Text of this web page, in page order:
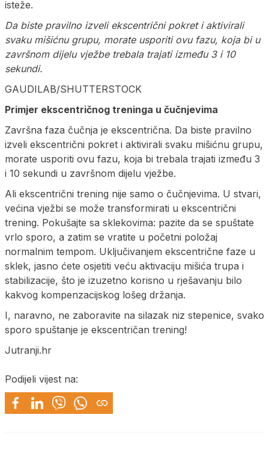
isteže.
Da biste pravilno izveli ekscentrični pokret i aktivirali
svaku mišićnu grupu, morate usporiti ovu fazu, koja bi u
završnom dijelu vježbe trebala trajati između 3 i 10
sekundi.
GAUDILAB/SHUTTERSTOCK
Primjer ekscentričnog treninga u čučnjevima
Završna faza čučnja je ekscentrična. Da biste pravilno
izveli ekscentrični pokret i aktivirali svaku mišićnu grupu,
morate usporiti ovu fazu, koja bi trebala trajati između 3
i 10 sekundi u završnom dijelu vježbe.
Ali ekscentrični trening nije samo o čučnjevima. U stvari,
većina vježbi se može transformirati u ekscentrični
trening. Pokušajte sa sklekovima: pazite da se spuštate
vrlo sporo, a zatim se vratite u početni položaj
normalnim tempom. Uključivanjem ekscentrične faze u
sklek, jasno ćete osjetiti veću aktivaciju mišića trupa i
stabilizacije, što je izuzetno korisno u rješavanju bilo
kakvog kompenzacijskog lošeg držanja.
I, naravno, ne zaboravite na silazak niz stepenice, svako
sporo spuštanje je ekscentričan trening!
Jutranji.hr
Podijeli vijest na: